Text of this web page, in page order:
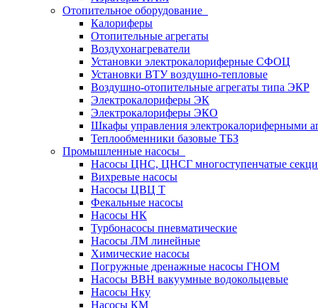
Отопительное оборудование
Калориферы
Отопительные агрегаты
Воздухонагреватели
Установки электрокалориферные СФОЦ
Установки ВТУ воздушно-тепловые
Воздушно-отопительные агрегаты типа ЭКР
Электрокалориферы ЭК
Электрокалориферы ЭКО
Шкафы управления электрокалориферными
Теплообменники базовые ТБЗ
Промышленные насосы
Насосы ЦНС, ЦНСГ многоступенчатые
Вихревые насосы
Насосы ЦВЦ Т
Фекальные насосы
Насосы НК
Турбонасосы пневматические
Насосы ЛМ линейные
Химические насосы
Погружные дренажные насосы ГНОМ
Насосы ВВН вакуумные водокольцевые
Насосы Нку
Насосы КМ